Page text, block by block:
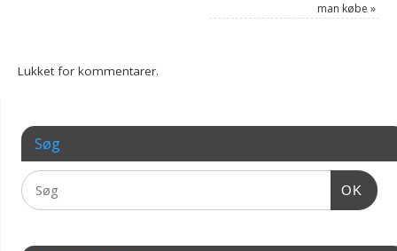
man købe »
Lukket for kommentarer.
Søg
OK